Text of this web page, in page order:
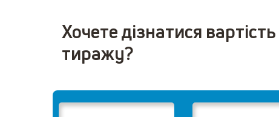
Хочете дізнатися
тиражу?